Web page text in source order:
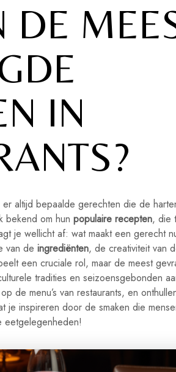
DE
IN
altijd bepaalde gerechten die de
bekend om hun populaire recepten, die
je wellicht af: wat maakt een gerecht
van de ingrediënten, de creativiteit van
een cruciale rol, maar de meest
tradities en seizoensgebonden
de menu’s van restaurants, en
je inspireren door de smaken die
eetgelegenheden!